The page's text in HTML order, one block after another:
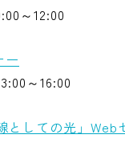
～12:00
ー
～16:00
としての光」Web